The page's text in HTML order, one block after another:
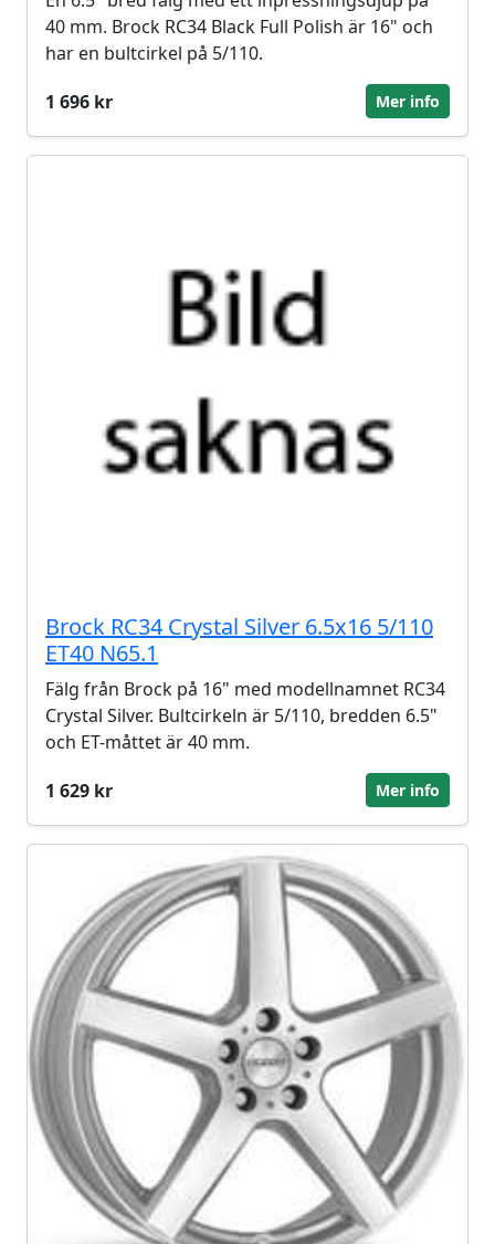
40 mm. Brock RC34 Black Full Polish är 16" och
har en bultcirkel på 5/110.
1 696 kr
Mer info
Brock RC34 Crystal Silver 6.5x16 5/110
ET40 N65.1
Fälg från Brock på 16" med modellnamnet RC34
Crystal Silver. Bultcirkeln är 5/110, bredden 6.5"
och ET-måttet är 40 mm.
1 629 kr
Mer info